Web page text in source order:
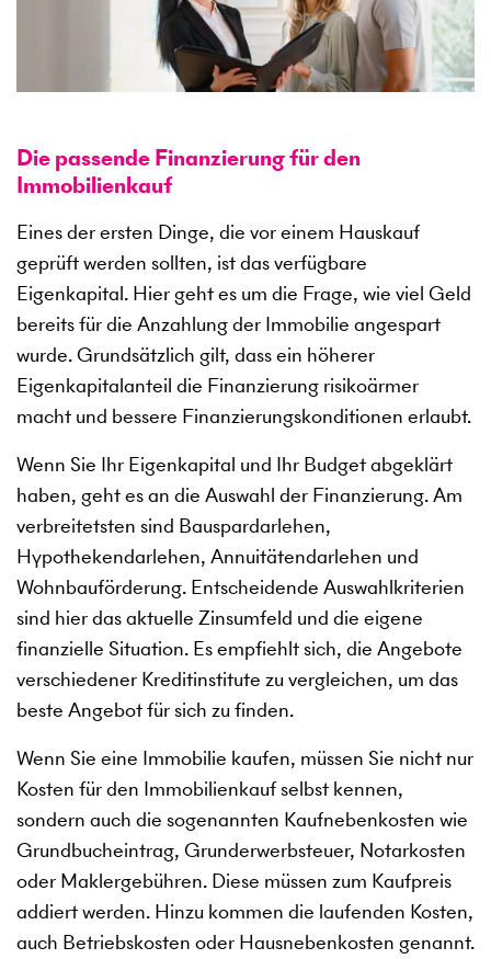
Die passende Finanzierung für den
Immobilienkauf
Eines der ersten Dinge, die vor einem Hauskauf
geprüft werden sollten, ist das verfügbare
Eigenkapital. Hier geht es um die Frage, wie viel Geld
bereits für die Anzahlung der Immobilie angespart
wurde. Grundsätzlich gilt, dass ein höherer
Eigenkapitalanteil die Finanzierung risikoärmer
macht und bessere Finanzierungskonditionen erlaubt.
Wenn Sie Ihr Eigenkapital und Ihr Budget abgeklärt
haben, geht es an die Auswahl der Finanzierung. Am
verbreitetsten sind Bauspardarlehen,
Hypothekendarlehen, Annuitätendarlehen und
Wohnbauförderung. Entscheidende Auswahlkriterien
sind hier das aktuelle Zinsumfeld und die eigene
finanzielle Situation. Es empfiehlt sich, die Angebote
verschiedener Kreditinstitute zu vergleichen, um das
beste Angebot für sich zu finden.
Wenn Sie eine Immobilie kaufen, müssen Sie nicht nur
Kosten für den Immobilienkauf selbst kennen,
sondern auch die sogenannten Kaufnebenkosten wie
Grundbucheintrag, Grunderwerbsteuer, Notarkosten
oder Maklergebühren. Diese müssen zum Kaufpreis
addiert werden. Hinzu kommen die laufenden Kosten,
auch Betriebskosten oder Hausnebenkosten genannt.